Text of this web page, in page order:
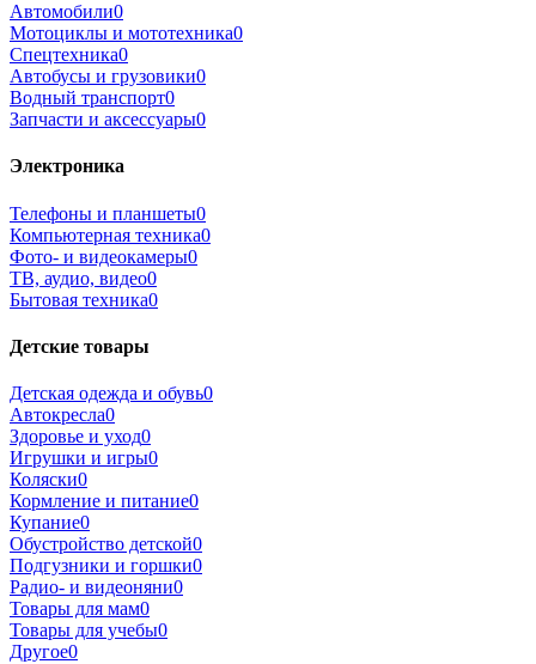
Автомобили0
Мотоциклы и мототехника0
Спецтехника0
Автобусы и грузовики0
Водный транспорт0
Запчасти и аксессуары0
Электроника
Телефоны и планшеты0
Компьютерная техника0
Фото- и видеокамеры0
ТВ, аудио, видео0
Бытовая техника0
Детские товары
Детская одежда и обувь0
Автокресла0
Здоровье и уход0
Игрушки и игры0
Коляски0
Кормление и питание0
Купание0
Обустройство детской0
Подгузники и горшки0
Радио- и видеоняни0
Товары для мам0
Товары для учебы0
Другое0